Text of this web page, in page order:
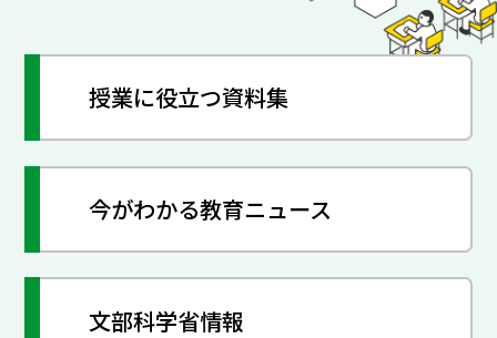
授業に役立つ資料集
今がわかる教育ニュース
文部科学省情報